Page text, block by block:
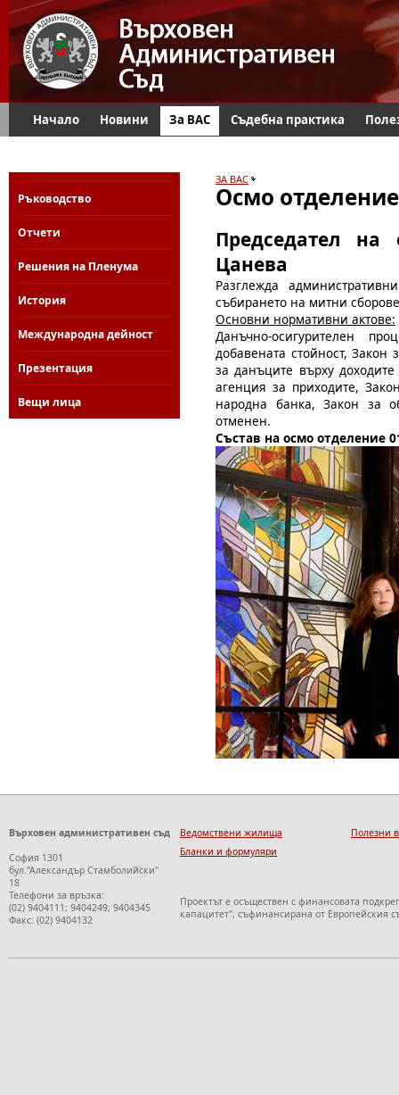
Начало Новини За ВАС Съдебна практика
Ръководство
Отчети
Решения на Пленума
История
Международна дейност
Презентация
Вещи лица
ЗА ВАС
Осмо отделение
Председател
Цанева
Разглежда
събирането на митни
Основни нормативни актове:
Данъчно-осигурителен
добавената стойност, Закон
за данъците върху
агенция за приходите,
народна банка, Закон за
отменен.
Състав на осмо отделение
Върховен административен съд
София 1301
бул."Александър Стамболийски"
18
Телефони за връзка:
(02) 9404111; 9404249; 9404345
Факс: (02) 9404132
Ведомствени жилища
Бланки и формуляри
Полезни
Проектът е осъществен с финансовата
капацитет", съфинансирана от Европейския